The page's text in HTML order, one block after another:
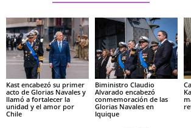
Kast encabezó su primer
acto de Glorias Navales y
llamó a fortalecer la
unidad y el amor por
Chile
Biministro Claudio
Alvarado encabezó
conmemoración de las
Glorias Navales en
Iquique